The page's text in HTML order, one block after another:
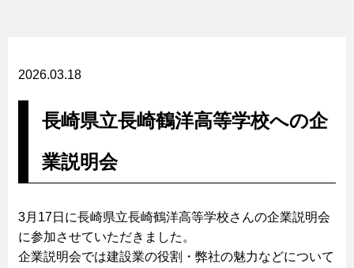
2026.03.18
長崎県立長崎鶴洋高等学校への企
業説明会
3月17日に長崎県立長崎鶴洋高等学校さんの企業説明会
に参加させていただきました。
企業説明会では建設業の役割・弊社の魅力などについて